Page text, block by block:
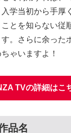
学当初から手厚
とを知らない従
。さらに余った
ゃいますよ！
TVの詳細はこ
品名